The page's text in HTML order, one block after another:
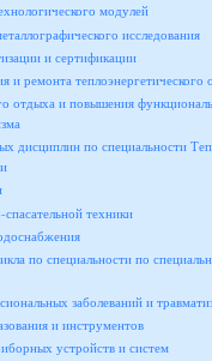
модулей
исследования
и сертификации
и ремонта теплоэнергетического
отдыха и повышения
дисциплин по специальности
техники
по специальности по
заболеваний и
и инструментов
устройств и систем